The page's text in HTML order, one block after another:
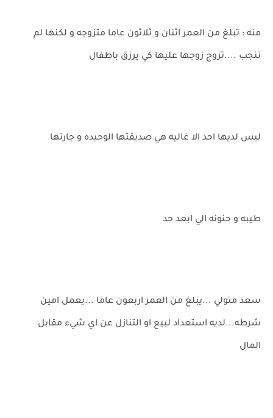
منه : تبلغ من العمر اثنان و ثلاثون عاما متزوجه و لكنها لم
تنجب ....تزوج زوجها عليها كي يرزق باطفال
ليس لديها احد الا غاليه هي صديقتها الوحيده و جارتها
طيبه و حنونه الي ابعد حد
سعد متولي ...يبلغ من العمر اربعون عاما ...يعمل امين
شرطه...لديه استعداد لبيع او التنازل عن اي شيء مقابل
المال